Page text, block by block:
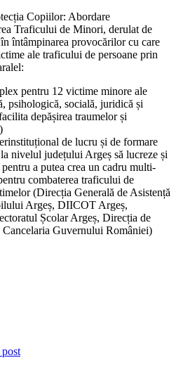
Copiilor: Abordare
Traficului de Minori, derulat de
întâmpinarea provocărilor cu care
ale traficului de persoane prin
pentru 12 victime minore ale
psihologică, socială, juridică și
depășirea traumelor și
de lucru și de formare
nivelul județului Argeș să lucreze și
a putea crea un cadru multi-
combaterea traficului de
(Direcția Generală de Asistență
Argeș, DIICOT Argeș,
Școlar Argeș, Direcția de
Cancelaria Guvernului României)